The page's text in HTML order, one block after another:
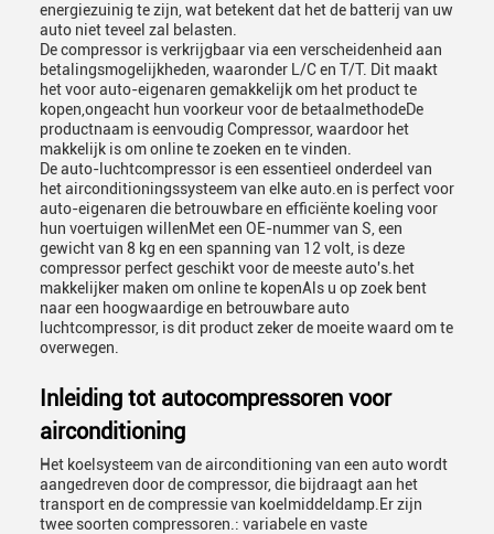
energiezuinig te zijn, wat betekent dat het de batterij van uw
auto niet teveel zal belasten.
De compressor is verkrijgbaar via een verscheidenheid aan
betalingsmogelijkheden, waaronder L/C en T/T. Dit maakt
het voor auto-eigenaren gemakkelijk om het product te
kopen,ongeacht hun voorkeur voor de betaalmethodeDe
productnaam is eenvoudig Compressor, waardoor het
makkelijk is om online te zoeken en te vinden.
De auto-luchtcompressor is een essentieel onderdeel van
het airconditioningssysteem van elke auto.en is perfect voor
auto-eigenaren die betrouwbare en efficiënte koeling voor
hun voertuigen willenMet een OE-nummer van S, een
gewicht van 8 kg en een spanning van 12 volt, is deze
compressor perfect geschikt voor de meeste auto's.het
makkelijker maken om online te kopenAls u op zoek bent
naar een hoogwaardige en betrouwbare auto
luchtcompressor, is dit product zeker de moeite waard om te
overwegen.
Inleiding tot autocompressoren voor
airconditioning
Het koelsysteem van de airconditioning van een auto wordt
aangedreven door de compressor, die bijdraagt aan het
transport en de compressie van koelmiddeldamp.Er zijn
twee soorten compressoren.: variabele en vaste